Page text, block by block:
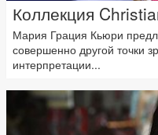
Коллекция
Мария Грация Кьюри
совершенно другой точки
интерпретации...